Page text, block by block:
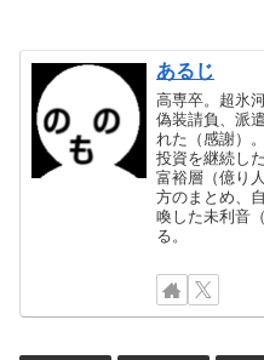
あるじ
高専卒。超氷
偽装請負、派
れた（感謝）。
投資を継続し
富裕層（億り
方のまとめ、
喚した未利音
る。